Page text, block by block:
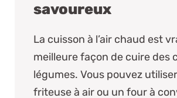
savoureux
La cuisson à l’air chaud est
meilleure façon de cuire des
légumes. Vous pouvez
friteuse à air ou un four à